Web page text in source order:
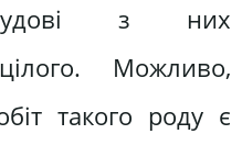
з них
Можливо,
такого роду є